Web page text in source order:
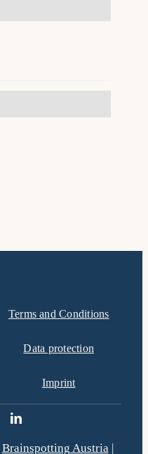
Terms and Conditions
Data protection
Imprint
Brainspotting Austria|